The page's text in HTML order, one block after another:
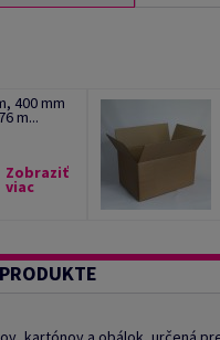
400 mm
m...
Zobraziť
viac